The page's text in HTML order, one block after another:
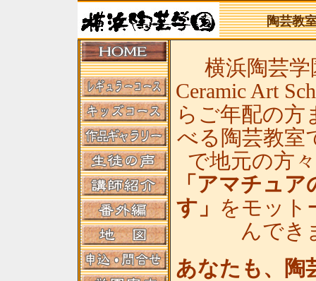
陶芸教
横浜陶芸学
Ceramic Art
らご年配の方
べる陶芸教室
で地元の方
「アマチュ
す」 をモット
んでき
あなたも、陶